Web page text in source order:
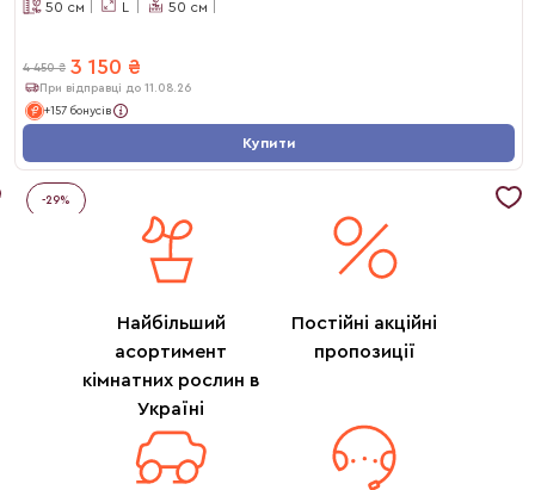
50 см L 50 см
4 450 ₴ 3 150 ₴
При відправці до 11.08.26
+157 бонусів
Купити
-29%
Найбільший
асортимент
кімнатних рослин в
Україні
Постійні акційні
пропозиції